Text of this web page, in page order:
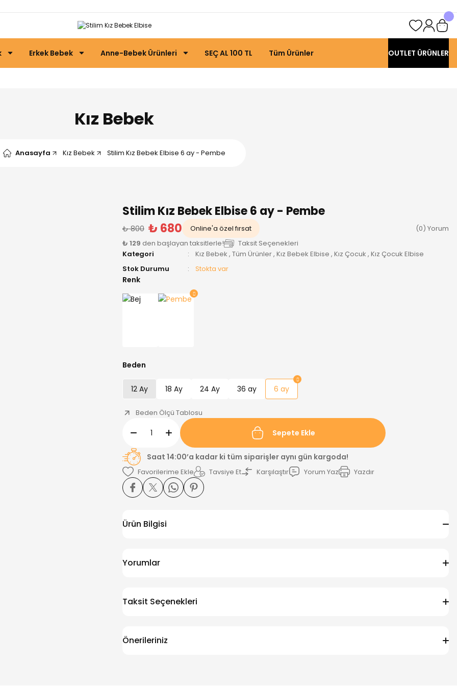
Erkek Bebek Anne-Bebek Ürünleri SEÇ AL 100 TL Tüm Ürünler OUTLET ÜRÜNLER
Kız Bebek
Anasayfa Kız Bebek Stilim Kız Bebek Elbise 6 ay - Pembe
Stilim Kız Bebek Elbise 6 ay - Pembe
₺ 800 ₺ 680 Online'a özel fırsat
(0) Yorum
₺ 129 den başlayan taksitlerle!
Taksit Seçenekleri
Kategori
Kız Bebek , Tüm Ürünler, Kız Bebek Elbise , Kız Çocuk , Kız Çocuk Elbise
Stok Durumu
Stokta var
Renk
Beden
12 Ay 18 Ay 24 Ay 36 ay 6 ay
Beden Ölçü Tablosu
Sepete Ekle
Saat 14:00’a kadar ki tüm siparişler aynı gün kargoda!
Tavsiye Et Karşılaştır Yorum Yaz Yazdır
Ürün Bilgisi
Yorumlar
Taksit Seçenekleri
Önerileriniz